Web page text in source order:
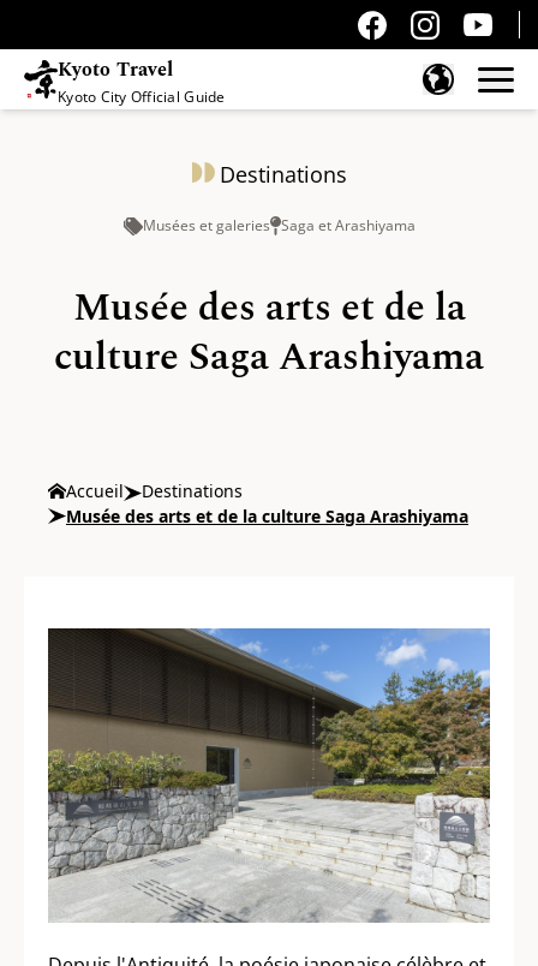
Kyoto Travel
Kyoto City Official Guide
Destinations
Musées et galeries Saga et Arashiyama
Musée des arts et de la
culture Saga Arashiyama
Accueil
Destinations
Musée des arts et de la culture Saga Arashiyama